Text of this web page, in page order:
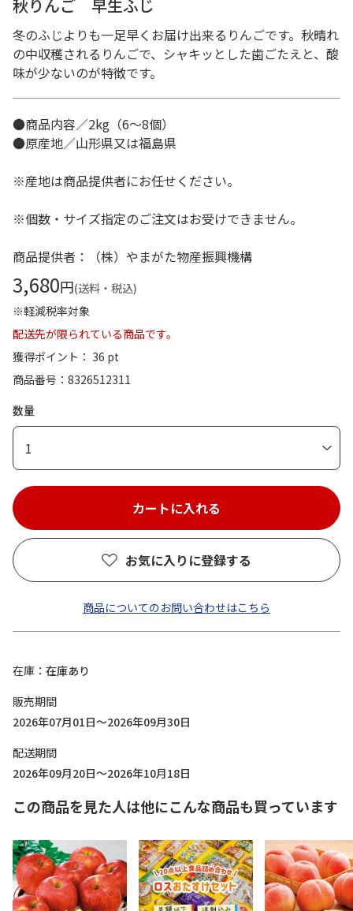
秋りんご 早生ふじ
冬のふじよりも一足早くお届け出来るりんごです。秋晴れ
の中収穫されるりんごで、シャキッとした歯ごたえと、酸
味が少ないのが特徴です。
●商品内容／2kg（6～8個）
●原産地／山形県又は福島県
※産地は商品提供者にお任せください。
※個数・サイズ指定のご注文はお受けできません。
商品提供者：（株）やまがた物産振興機構
3,680円(送料・税込)
※軽減税率対象
配送先が限られている商品です。
獲得ポイント： 36 pt
商品番号
8326512311
数量
1
お気に入りに登録する
商品についてのお問い合わせはこちら
在庫
在庫あり
販売期間
2026年07月01日～2026年09月30日
配送期間
2026年09月20日～2026年10月18日
この商品を見た人は他にこんな商品も買っています